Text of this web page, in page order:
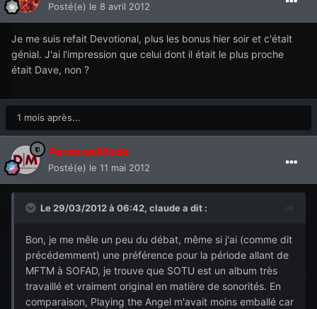
Posté(e) le 8 avril 2012
Je me suis refait Devotional, plus les bonus hier soir et c'était
génial. J'ai l'impression que celui dont il était le plus proche
était Dave, non ?
1 mois après...
PersonalMode
Posté(e) le 11 mai 2012
Le 29/03/2012 à 06:42, claude a dit :
Bon, je me mêle un peu du débat, même si j'ai (comme dit
précédemment) une préférence pour la période allant de
MFTM à SOFAD, je trouve que SOTU est un album très
travaillé et vraiment original en matière de sonorités. En
comparaison, Playing the Angel m'avait moins emballé car